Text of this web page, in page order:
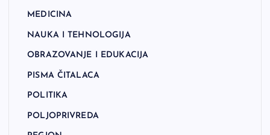
MEDICINA
NAUKA I TEHNOLOGIJA
OBRAZOVANJE I EDUKACIJA
PISMA ČITALACA
POLITIKA
POLJOPRIVREDA